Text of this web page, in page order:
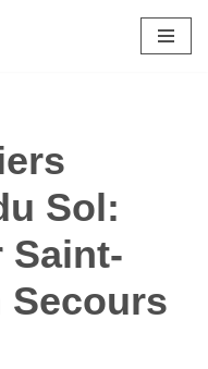
Sol:
Saint-
Secours